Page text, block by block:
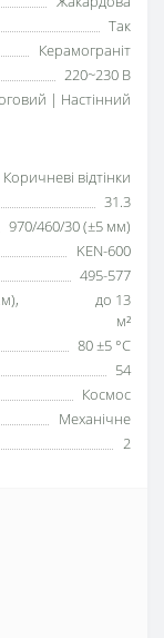
Так
Керамограніт
220~230 В
| Настінний
Коричневі відтінки
31.3
970/460/30 (±5 мм)
KEN-600
495-577
до 13
м²
80 ±5 °С
54
Космос
Механічне
2